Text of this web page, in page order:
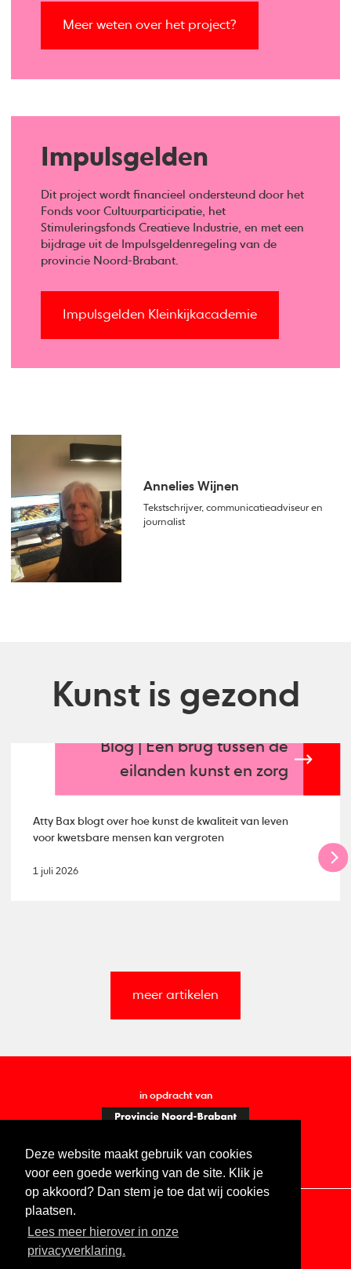
Deze website maakt gebruik van cookies
voor een goede werking van de site. Klik je
op akkoord? Dan stem je toe dat wij cookies
plaatsen.
Lees meer hierover in onze
privacyverklaring.
Meer weten over het project?
Impulsgelden
Dit project wordt financieel ondersteund door het
Fonds voor Cultuurparticipatie, het
Stimuleringsfonds Creatieve Industrie, en met een
bijdrage uit de Impulsgeldenregeling van de
provincie Noord-Brabant.
Impulsgelden Kleinkijkacademie
Annelies Wijnen
Tekstschrijver, communicatieadviseur en
journalist
Kunst is gezond
Blog | Een brug tussen de
eilanden kunst en zorg
Atty Bax blogt over hoe kunst de kwaliteit van leven
voor kwetsbare mensen kan vergroten
1 juli 2026
meer artikelen
in opdracht van
Contact Vacatures ANBI
Digitale toegankelijkheid